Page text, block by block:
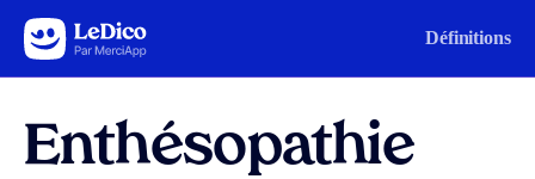
Aller au contenu Définitions
Enthésopathie